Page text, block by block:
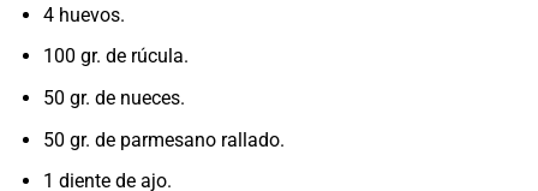
4 huevos.
100 gr. de rúcula.
50 gr. de nueces.
50 gr. de parmesano rallado.
1 diente de ajo.